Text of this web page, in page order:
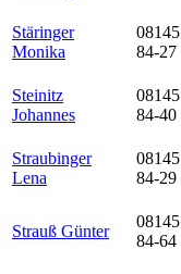
Stäringer
Monika
08145
84-27
Steinitz
Johannes
08145
84-40
Straubinger
Lena
08145
84-29
Strauß Günter
08145
84-64